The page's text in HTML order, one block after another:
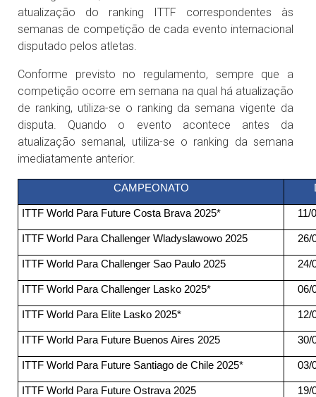
atualização do ranking ITTF correspondentes às
semanas de competição de cada evento internacional
disputado pelos atletas.
Conforme previsto no regulamento, sempre que a
competição ocorre em semana na qual há atualização
de ranking, utiliza-se o ranking da semana vigente da
disputa. Quando o evento acontece antes da
atualização semanal, utiliza-se o ranking da semana
imediatamente anterior.
CAMPEONATO
ITTF World Para Future Costa Brava 2025* 11/
ITTF World Para Challenger Wladyslawowo 2025 26/
ITTF World Para Challenger Sao Paulo 2025 24/
ITTF World Para Challenger Lasko 2025* 06/
ITTF World Para Elite Lasko 2025* 12/
ITTF World Para Future Buenos Aires 2025 30/
ITTF World Para Future Santiago de Chile 2025* 03/
ITTF World Para Future Ostrava 2025 19/